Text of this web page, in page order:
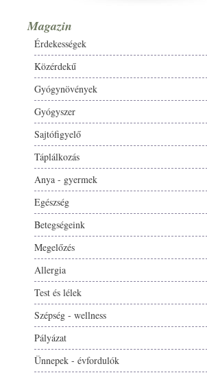
Magazin
Érdekességek
Közérdekű
Gyógynövények
Gyógyszer
Sajtófigyelő
Táplálkozás
Anya - gyermek
Egészség
Betegségeink
Megelőzés
Allergia
Test és lélek
Szépség - wellness
Pályázat
Ünnepek - évfordulók